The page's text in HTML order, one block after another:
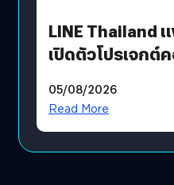
LINE Thailand
เปิดตัวโปรเจกต์
Moon x LINE
05/08/2026
Read More